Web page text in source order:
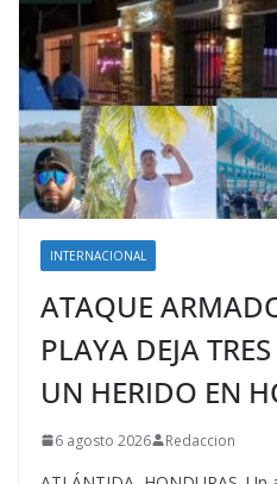
INTERNACIONAL
ATAQUE
PLAYA DEJA
UN HERIDO EN
6 agosto 2026 Redaccion